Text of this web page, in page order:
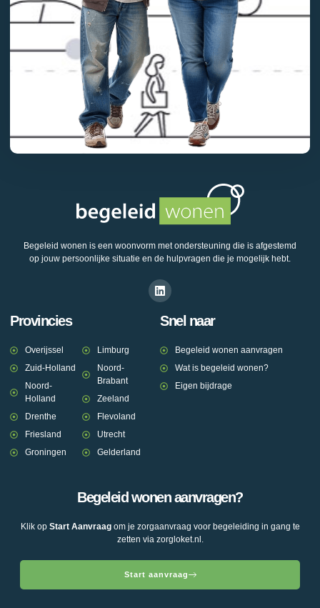
Begeleid wonen is een woonvorm met ondersteuning die is afgestemd
op jouw persoonlijke situatie en de hulpvragen die je mogelijk hebt.
Provincies
Overijssel
Zuid-Holland
Noord-
Holland
Drenthe
Friesland
Groningen
Limburg
Noord-
Brabant
Zeeland
Flevoland
Utrecht
Gelderland
Snel naar
Begeleid wonen aanvragen
Wat is begeleid wonen?
Eigen bijdrage
Begeleid wonen aanvragen?
Klik op Start Aanvraagom je zorgaanvraag voor begeleiding in gang te
zetten via zorgloket.nl.
Start aanvraag